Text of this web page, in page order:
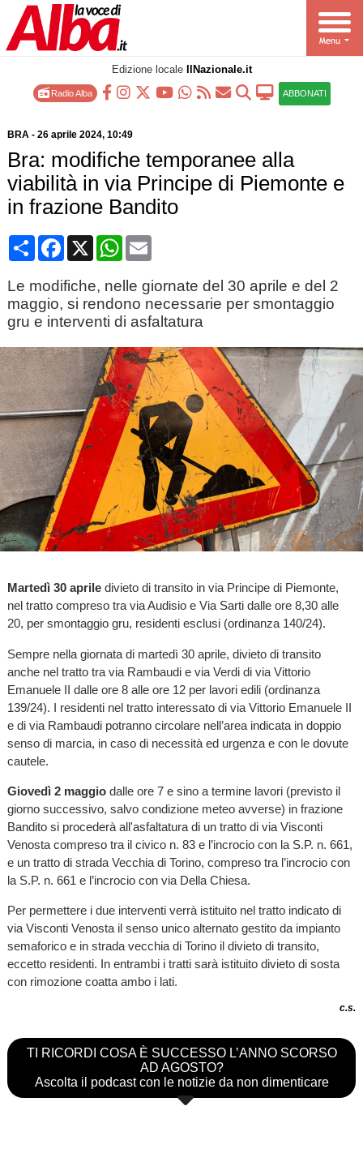
Edizione locale IlNazionale.it
Radio Alba ABBONATI
BRA- 26 aprile 2024, 10:49
Bra: modifiche temporanee alla
viabilità in via Principe di Piemonte e
in frazione Bandito
CondividiFacebook
X WhatsApp
Email
Le modifiche, nelle giornate del 30 aprile e del 2
maggio, si rendono necessarie per smontaggio
gru e interventi di asfaltatura
Martedì 30 apriledivieto di transito in via Principe di Piemonte,
nel tratto compreso tra via Audisio e Via Sarti dalle ore 8,30 alle
20, per smontaggio gru, residenti esclusi (ordinanza 140/24).
Sempre nella giornata di martedì 30 aprile, divieto di transito
anche nel tratto tra via Rambaudi e via Verdi di via Vittorio
Emanuele II dalle ore 8 alle ore 12 per lavori edili (ordinanza
139/24). I residenti nel tratto interessato di via Vittorio Emanuele II
e di via Rambaudi potranno circolare nell’area indicata in doppio
senso di marcia, in caso di necessità ed urgenza e con le dovute
cautele.
Giovedì 2 maggiodalle ore 7 e sino a termine lavori (previsto il
giorno successivo, salvo condizione meteo avverse) in frazione
Bandito si procederà all'asfaltatura di un tratto di via Visconti
Venosta compreso tra il civico n. 83 e l’incrocio con la S.P. n. 661,
e un tratto di strada Vecchia di Torino, compreso tra l’incrocio con
la S.P. n. 661 e l’incrocio con via Della Chiesa.
Per permettere i due interventi verrà istituito nel tratto indicato di
via Visconti Venosta il senso unico alternato gestito da impianto
semaforico e in strada vecchia di Torino il divieto di transito,
eccetto residenti. In entrambi i tratti sarà istituito divieto di sosta
con rimozione coatta ambo i lati.
c.s.
TI RICORDI COSA È SUCCESSO L’ANNO SCORSO
AD AGOSTO?
Ascolta il podcast con le notizie da non dimenticare